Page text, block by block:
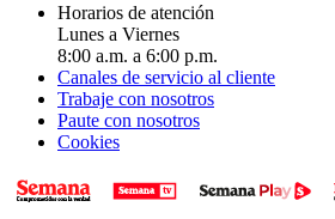
Horarios de atención
Lunes a Viernes
8:00 a.m. a 6:00 p.m.
Canales de servicio al cliente
Trabaje con nosotros
Paute con nosotros
Cookies